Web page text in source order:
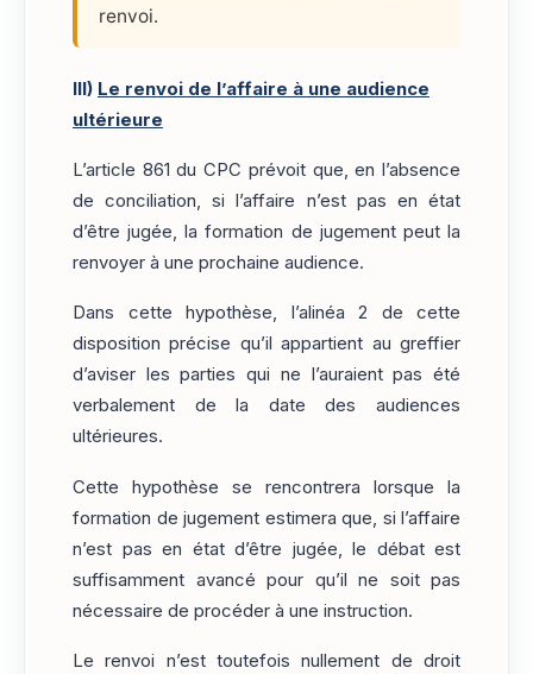
renvoi.
III) Le renvoi de l’affaire à une audience
ultérieure
L’article 861 du CPC prévoit que, en l’absence
de conciliation, si l’affaire n’est pas en état
d’être jugée, la formation de jugement peut la
renvoyer à une prochaine audience.
Dans cette hypothèse, l’alinéa 2 de cette
disposition précise qu’il appartient au greffier
d’aviser les parties qui ne l’auraient pas été
verbalement de la date des audiences
ultérieures.
Cette hypothèse se rencontrera lorsque la
formation de jugement estimera que, si l’affaire
n’est pas en état d’être jugée, le débat est
suffisamment avancé pour qu’il ne soit pas
nécessaire de procéder à une instruction.
Le renvoi n’est toutefois nullement de droit